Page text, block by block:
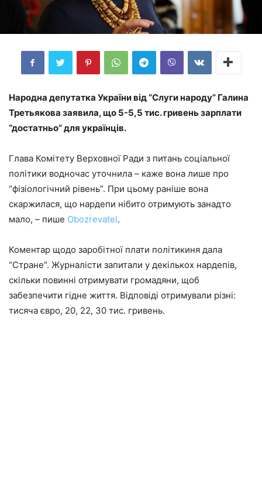
Народна депутатка України від “Слуги народу” Галина
Третьякова заявила, що 5-5,5 тис. гривень зарплати
“достатньо” для українців.
Глава Комітету Верховної Ради з питань соціальної
політики водночас уточнила – каже вона лише про
“фізіологічний рівень”. При цьому раніше вона
скаржилася, що нардепи нібито отримують занадто
мало, – пише Оbozrevatel.
Коментар щодо заробітної плати політикиня дала
“Стране”. Журналісти запитали у декількох нардепів,
скільки повинні отримувати громадяни, щоб
забезпечити гідне життя. Відповіді отримували різні:
тисяча євро, 20, 22, 30 тис. гривень.